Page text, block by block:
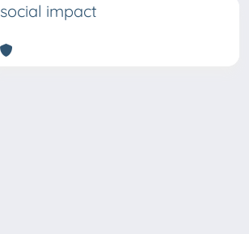
social impact